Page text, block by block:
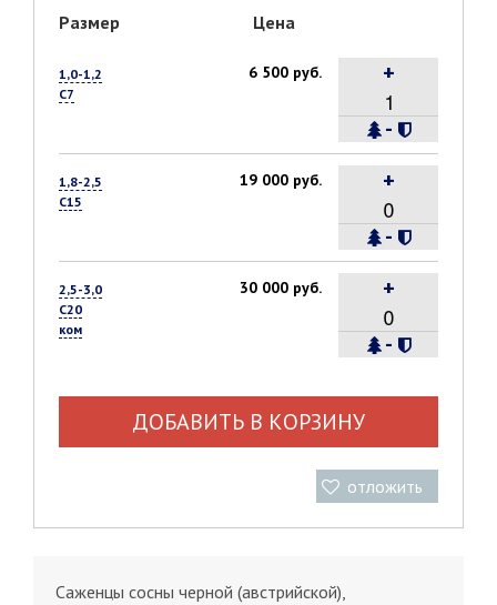
Размер Цена
1,0-1,2
С7
6 500 руб.
-
+
1,8-2,5
С15
19 000 руб.
-
+
2,5-3,0
С20
ком
30 000 руб.
-
+
ДОБАВИТЬ В КОРЗИНУ
отложить
Саженцы сосны черной (австрийской),